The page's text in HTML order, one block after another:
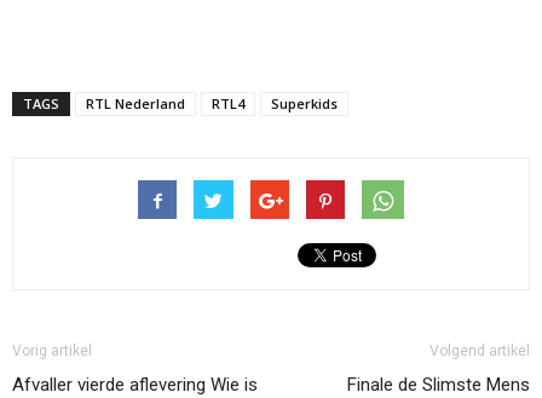
TAGS RTL Nederland RTL4 Superkids
Vorig artikel
Afvaller vierde aflevering Wie is
Volgend artikel
Finale de Slimste Mens